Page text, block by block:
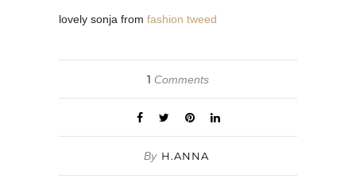
lovely sonja from fashion tweed
1 Comments
By H.ANNA